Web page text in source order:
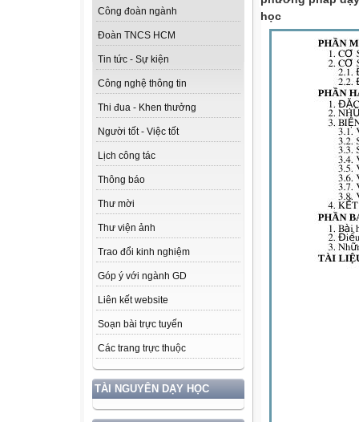
Công đoàn ngành
Đoàn TNCS HCM
Tin tức - Sự kiện
Công nghệ thông tin
Thi đua - Khen thưởng
Người tốt - Việc tốt
Lịch công tác
Thông báo
Thư mời
Thư viện ảnh
Trao đổi kinh nghiệm
Góp ý với ngành GD
Liên kết website
Soạn bài trực tuyến
Các trang trực thuộc
TÀI NGUYÊN DẠY HỌC
học